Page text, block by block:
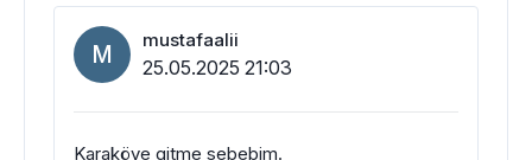
M mustafaalii
25.05.2025 21:03
Karaköye gitme sebebim.